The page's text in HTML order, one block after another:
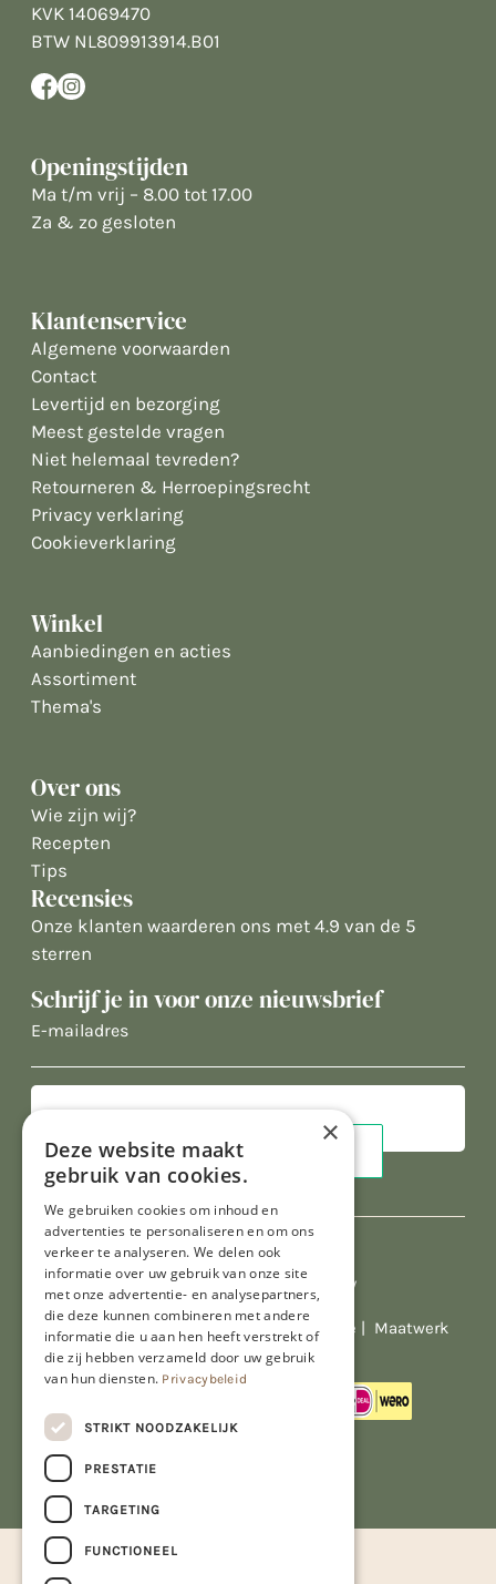
KVK 14069470
BTW NL809913914.B01
Openingstijden
Ma t/m vrij – 8.00 tot 17.00
Za & zo gesloten
Klantenservice
Algemene voorwaarden
Contact
Levertijd en bezorging
Meest gestelde vragen
Niet helemaal tevreden?
Retourneren & Herroepingsrecht
Privacy verklaring
Cookieverklaring
Winkel
Aanbiedingen en acties
Assortiment
Thema's
Over ons
Wie zijn wij?
Recepten
Tips
Recensies
Onze klanten waarderen ons met 4.9 van de 5
sterren
Schrijf je in voor onze nieuwsbrief
E-
Al onze prijzen zijn incl. BTW
© Copyright 2026 Limburgs Bakwinkeltje | Maatwerk
website webmix
×
Deze website maakt
gebruik van cookies.
We gebruiken cookies om inhoud en
advertenties te personaliseren en om ons
verkeer te analyseren. We delen ook
informatie over uw gebruik van onze site
met onze advertentie- en analysepartners,
die deze kunnen combineren met andere
informatie die u aan hen heeft verstrekt of
die zij hebben verzameld door uw gebruik
van hun diensten. Privacybeleid
STRIKT NOODZAKELIJK
PRESTATIE
TARGETING
FUNCTIONEEL